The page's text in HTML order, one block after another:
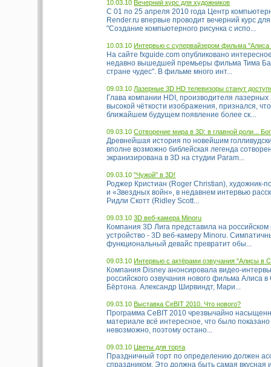
10.03.10Вечерний курс для художников
С 01 по 25 апреля 2010 года Центр
Render.ru впервые проводит вечерний курс
"Создание компьютерного рисунка с испо...
10.03.10Интервью с супервайзером фильма "Алиса
На сайте fxguide.com опубликовано
недавно вышедшей премьеры фильма Тима
стране чудес". В фильме много инт...
09.03.10 Лазерные 3D HD телевизоры станут
Глава компании HDI, производителя лазерных
высокой чёткости изображения, признался,
ближайшем будущем появление более ск...
09.03.10Сотворение мира в 3D: в главной роли...
Древнейшая история по новейшим
вполне возможно библейская легенда
экранизирована в 3D на студии Param...
09.03.10"Чужой" в 3D!
Роджер Кристиан (Roger Christian), художник-
и «Звездных войн», в недавнем интервью
Ридли Скотт (Ridley Scott...
09.03.103D веб-камера Minoru
Компания 3D Лига представила на
устройство - 3D веб-камеру Minoru.
функциональный девайс превратит обы...
09.03.10Интервью с актёрами озвучания "Алисы в
Компания Disney анонсировала видео-
российского озвучания нового фильма Алиса
Бёртона. Александр Ширвиндт, Мари...
09.03.10Выставка CeBIT 2010. Что нового?
Программа CeBIT 2010 чрезвычайно
материале всё интересное, что было
невозможно, поэтому остано...
09.03.10Цветы для торта
Праздничный торт по определению должен
спраздником. Это должна быть самая вкусная